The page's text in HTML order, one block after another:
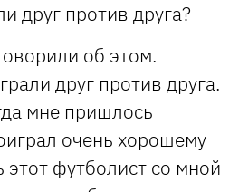
друг против друга?
об этом.
друг против друга.
мне пришлось
очень хорошему
этот футболист со мной